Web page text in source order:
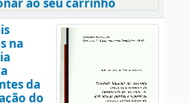
ao seu carrinho
na
da
do